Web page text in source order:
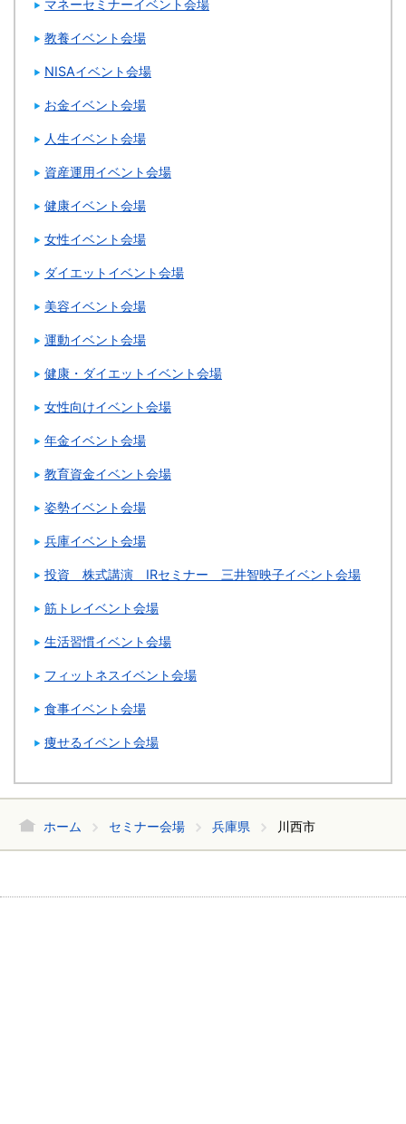
マネーセミナーイベント会場
教養イベント会場
NISAイベント会場
お金イベント会場
人生イベント会場
資産運用イベント会場
健康イベント会場
女性イベント会場
ダイエットイベント会場
美容イベント会場
運動イベント会場
健康・ダイエットイベント会場
女性向けイベント会場
年金イベント会場
教育資金イベント会場
姿勢イベント会場
兵庫イベント会場
投資 株式講演 IRセミナー 三井智映子イベント会場
筋トレイベント会場
生活習慣イベント会場
フィットネスイベント会場
食事イベント会場
痩せるイベント会場
ホーム セミナー会場 兵庫県 川西市